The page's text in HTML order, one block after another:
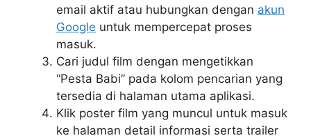
email aktif atau hubungkan dengan akun
Google untuk mempercepat proses
masuk.
Cari judul film dengan mengetikkan
“Pesta Babi” pada kolom pencarian yang
tersedia di halaman utama aplikasi.
Klik poster film yang muncul untuk masuk
ke halaman detail informasi serta trailer